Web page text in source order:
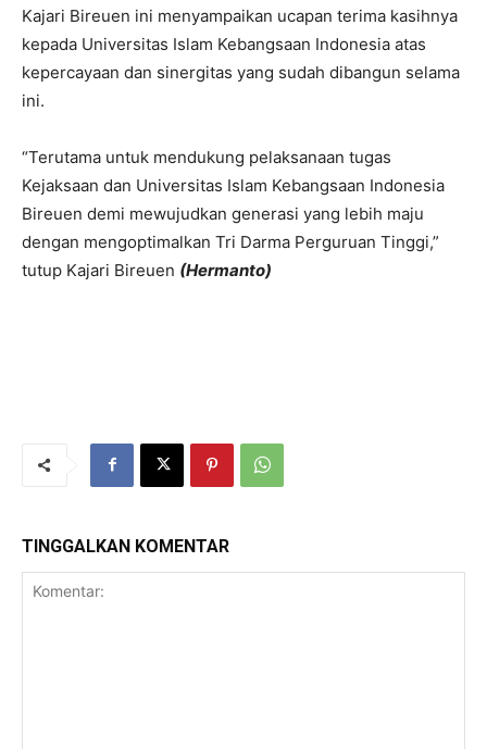
Kajari Bireuen ini menyampaikan ucapan terima kasihnya
kepada Universitas Islam Kebangsaan Indonesia atas
kepercayaan dan sinergitas yang sudah dibangun selama
ini.
“Terutama untuk mendukung pelaksanaan tugas
Kejaksaan dan Universitas Islam Kebangsaan Indonesia
Bireuen demi mewujudkan generasi yang lebih maju
dengan mengoptimalkan Tri Darma Perguruan Tinggi,”
tutup Kajari Bireuen (Hermanto)
TINGGALKAN KOMENTAR